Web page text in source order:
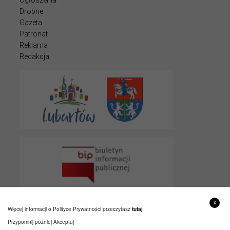
Drobne
Gazeta
Patronat
Reklama
Redakcja
x
Więcej informacji o Polityce Prywatności przeczytasz tutaj
Przypomnij później Akceptuj